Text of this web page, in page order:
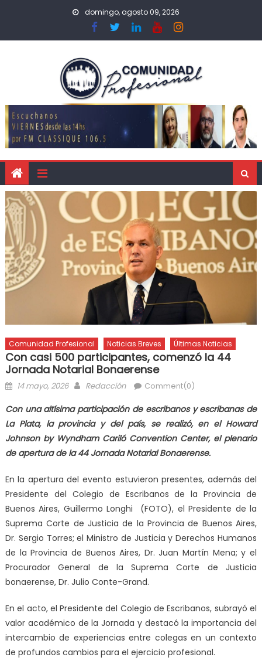
domingo, agosto 09, 2026
Comunidad Profesional Noticias Breves Últimas Noticias
Con casi 500 participantes, comenzó la 44
Jornada Notarial Bonaerense
14 mayo, 2026 Redacción Comment(0)
Con una altísima participación de escribanos y escribanas de
La Plata, la provincia y del país, se realizó, en el Howard
Johnson by Wyndham Cariló Convention Center, el plenario
de apertura de la 44 Jornada Notarial Bonaerense.
En la apertura del evento estuvieron presentes, además del
Presidente del Colegio de Escribanos de la Provincia de
Buenos Aires, Guillermo Longhi (FOTO), el Presidente de la
Suprema Corte de Justicia de la Provincia de Buenos Aires,
Dr. Sergio Torres; el Ministro de Justicia y Derechos Humanos
de la Provincia de Buenos Aires, Dr. Juan Martín Mena; y el
Procurador General de la Suprema Corte de Justicia
bonaerense, Dr. Julio Conte-Grand.
En el acto, el Presidente del Colegio de Escribanos, subrayó el
valor académico de la Jornada y destacó la importancia del
intercambio de experiencias entre colegas en un contexto
de profundos cambios para el ejercicio profesional.